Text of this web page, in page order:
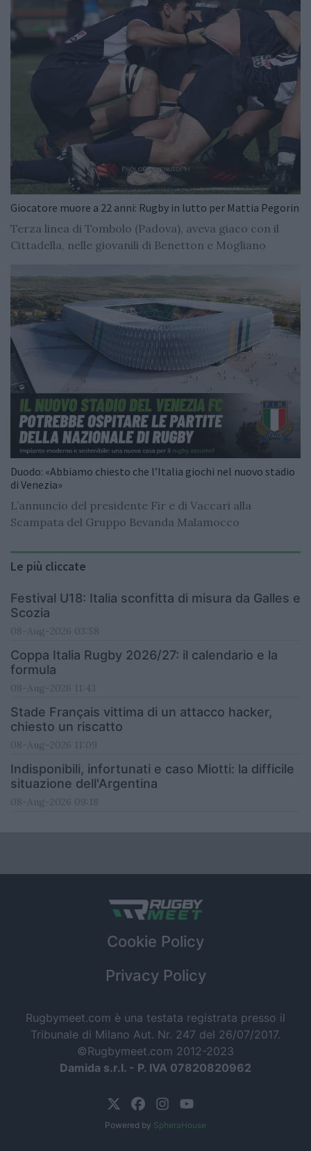
Giocatore muore a 22 anni: Rugby in lutto per Mattia Pegorin
Terza linea di Tombolo (Padova), aveva giaco con il
Cittadella, nelle giovanili di Benetton e Mogliano
Duodo: «Abbiamo chiesto che l’Italia giochi nel nuovo stadio
di Venezia»
L’annuncio del presidente Fir e di Vaccari alla
Scampata del Gruppo Bevanda Malamocco
Le più cliccate
Festival U18: Italia sconfitta di misura da Galles e
Scozia
08-Aug-2026 03:58
Coppa Italia Rugby 2026/27: il calendario e la
formula
08-Aug-2026 11:43
Stade Français vittima di un attacco hacker,
chiesto un riscatto
08-Aug-2026 11:09
Indisponibili, infortunati e caso Miotti: la difficile
situazione dell'Argentina
08-Aug-2026 09:18
Cookie Policy
Privacy Policy
Rugbymeet.com è una testata registrata presso il
Tribunale di Milano Aut. Nr. 247 del 26/07/2017.
©Rugbymeet.com 2012-2023
Damida s.r.l. - P. IVA 07820820962
Powered by SpheraHouse